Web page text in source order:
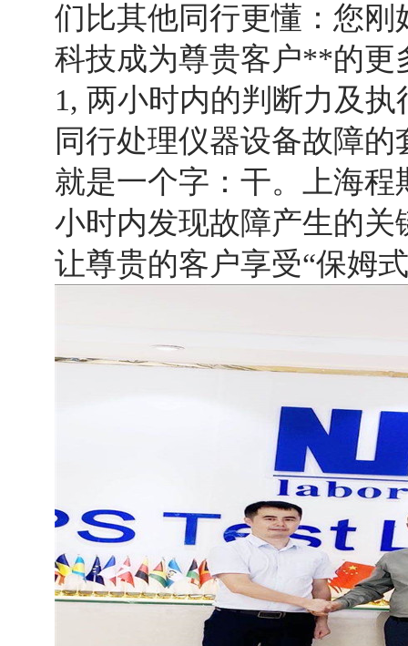
们比其他同行更懂：您
科技成为尊贵客户**的更
1, 两小时内的判断力及
同行处理仪器设备故障
就是一个字：干。上海
小时内发现故障产生的
让尊贵的客户享受“保姆